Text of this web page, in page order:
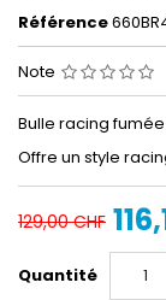
Référence
Note
Bulle racing fumée
Offre un style
129,00 CHF
Quantité